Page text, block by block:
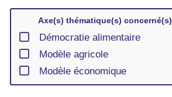
Axe(s) thématique(s) concerné(s)
Démocratie alimentaire
Modèle agricole
Modèle économique